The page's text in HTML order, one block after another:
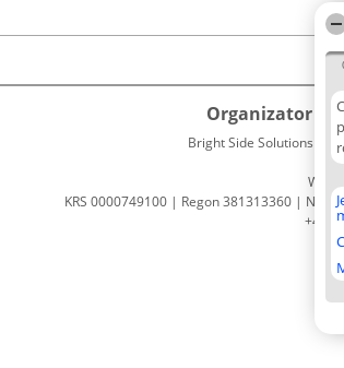
Organizator
Bright Side Solutions sp.
KRS 0000749100 | Regon 381313360 | NIP
+48